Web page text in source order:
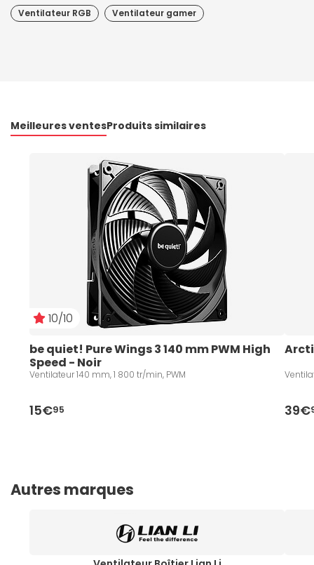
Ventilateur RGB Ventilateur gamer
Meilleures ventesProduits similaires
10/10
be quiet! Pure Wings 3 140 mm PWM High
Speed - Noir
Ventilateur 140 mm, 1 800 tr/min, PWM
15€95 39€
Autres marques